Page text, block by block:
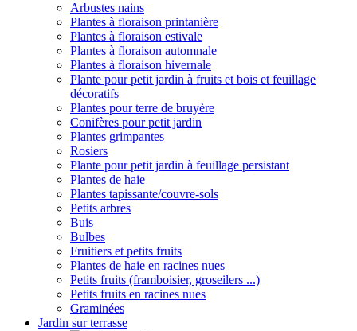
Arbustes nains
Plantes à floraison printanière
Plantes à floraison estivale
Plantes à floraison automnale
Plantes à floraison hivernale
Plante pour petit jardin à fruits et bois et feuillage
décoratifs
Plantes pour terre de bruyère
Conifères pour petit jardin
Plantes grimpantes
Rosiers
Plante pour petit jardin à feuillage persistant
Plantes de haie
Plantes tapissante/couvre-sols
Petits arbres
Buis
Bulbes
Fruitiers et petits fruits
Plantes de haie en racines nues
Petits fruits (framboisier, groseilers ...)
Petits fruits en racines nues
Graminées
Jardin sur terrasse